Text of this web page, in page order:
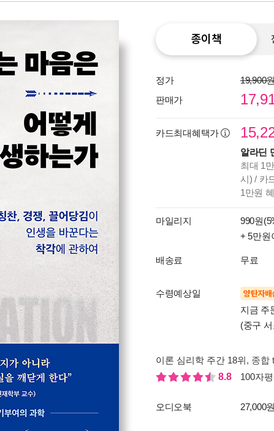
종이책
정가
19,900
판매가
카드최대혜택가
알라딘
최대 1
시) / 카
1만원
마일리지 990원
+ 5만원
배송료 무료
수령예상일 양탄자배
지금 주
(중구
이론 심리학 주간 18위, 종합
8.8
100자
오디오북 27,000